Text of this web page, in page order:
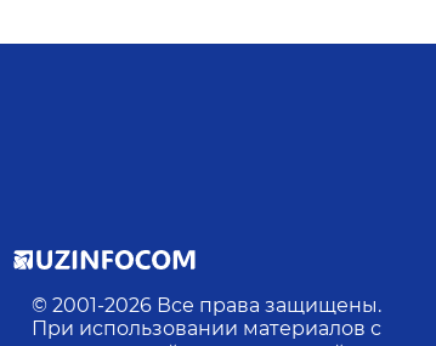
© 2001-2026 Все права защищены.
При использовании материалов с